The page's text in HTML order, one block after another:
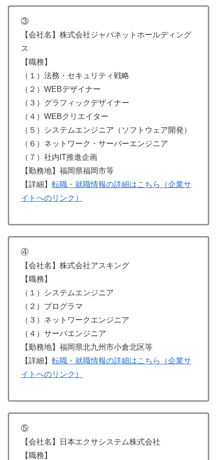
③
【会社名】株式会社ジャパネットホールディング
ス
【職務】
（１）法務・セキュリティ戦略
（２）WEBデザイナー
（３）グラフィックデザイナー
（４）WEBクリエイター
（５）システムエンジニア（ソフトウェア開発）
（６）ネットワーク・サーバーエンジニア
（７）社内IT推進企画
【勤務地】福岡県福岡市等
【詳細】 転職・就職情報の詳細はこちら（企業サ
イトへのリンク）
④
【会社名】株式会社アスキング
【職務】
（１）システムエンジニア
（２）プログラマ
（３）ネットワークエンジニア
（４）サーバエンジニア
【勤務地】福岡県北九州市小倉北区等
【詳細】 転職・就職情報の詳細はこちら（企業サ
イトへのリンク）
⑤
【会社名】日本エクサシステム株式会社
【職務】